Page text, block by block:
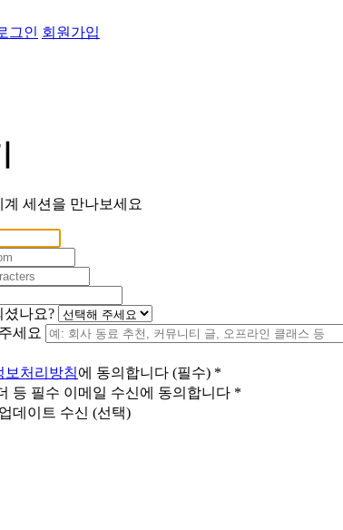
그인 회원가입
계 세션을 만나보세요
셨나요?
세요
보처리방침에 동의합니다 (필수) *
등 필수 이메일 수신에 동의합니다 *
데이트 수신 (선택)